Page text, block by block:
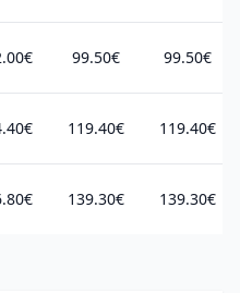
99.50€ 99.50€
119.40€ 119.40€
139.30€ 139.30€